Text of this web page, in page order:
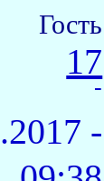
Гость
17
-
-